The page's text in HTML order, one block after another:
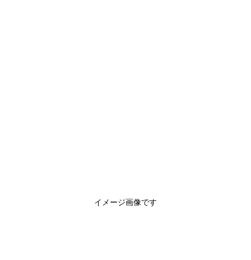
イメージ画像です